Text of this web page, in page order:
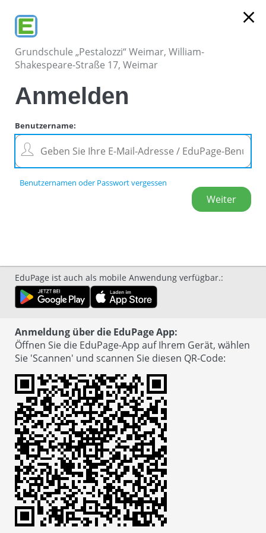
Grundschule „Pestalozzi“ Weimar, William-
Shakespeare-Straße 17, Weimar
close
Anmelden
Benutzername:
Benutzernamen oder Passwort vergessen
EduPage ist auch als mobile Anwendung verfügbar.:
Anmeldung über die EduPage App:
Öffnen Sie die EduPage-App auf Ihrem Gerät, wählen
Sie 'Scannen' und scannen Sie diesen QR-Code: